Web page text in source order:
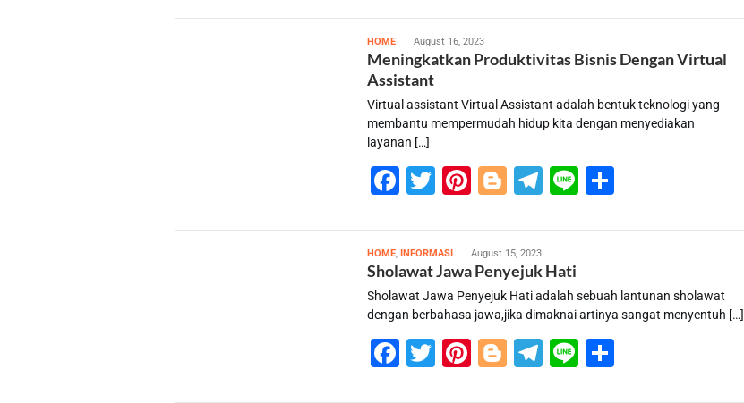
HOMEsusiloAugust 16, 2023
Meningkatkan Produktivitas Bisnis Dengan Virtual
Assistant
Virtual assistant Virtual Assistant adalah bentuk teknologi yang
membantu mempermudah hidup kita dengan menyediakan
layanan […]
Facebook
Twitter
Pinterest
Blogger
Telegram
Line
HOME INFORMASIsusiloAugust 15, 2023
Sholawat Jawa Penyejuk Hati
Sholawat Jawa Penyejuk Hati adalah sebuah lantunan sholawat
dengan berbahasa jawa,jika dimaknai artinya sangat menyentuh […]
Facebook
Twitter
Pinterest
Blogger
Telegram
Line